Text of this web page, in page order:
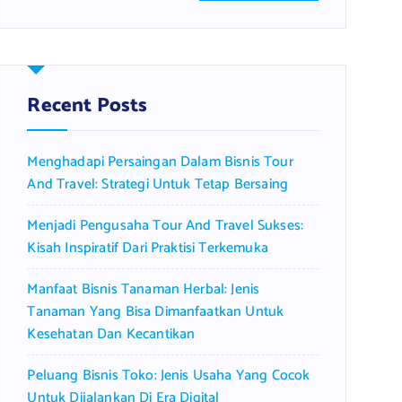
r
h
f
o
:
Recent Posts
Menghadapi Persaingan Dalam Bisnis Tour
And Travel: Strategi Untuk Tetap Bersaing
Menjadi Pengusaha Tour And Travel Sukses:
Kisah Inspiratif Dari Praktisi Terkemuka
Manfaat Bisnis Tanaman Herbal: Jenis
Tanaman Yang Bisa Dimanfaatkan Untuk
Kesehatan Dan Kecantikan
Peluang Bisnis Toko: Jenis Usaha Yang Cocok